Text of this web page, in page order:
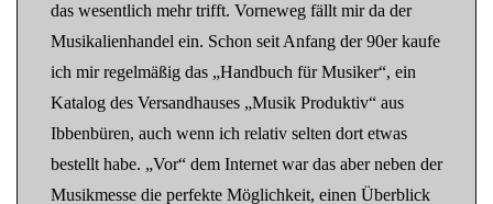
das wesentlich mehr trifft. Vorneweg fällt mir da der
Musikalienhandel ein. Schon seit Anfang der 90er kaufe
ich mir regelmäßig das „Handbuch für Musiker“, ein
Katalog des Versandhauses „Musik Produktiv“ aus
Ibbenbüren, auch wenn ich relativ selten dort etwas
bestellt habe. „Vor“ dem Internet war das aber neben der
Musikmesse die perfekte Möglichkeit, einen Überblick